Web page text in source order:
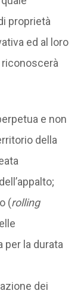
proprietà
ed al loro
e non
della
(rolling
per la durata
dei